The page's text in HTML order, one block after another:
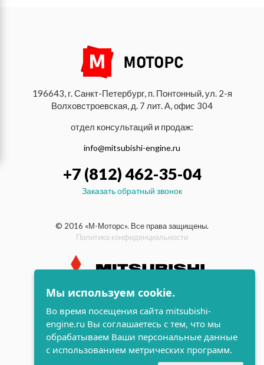
196643, г. Санкт-Петербург, п. Понтонный, ул. 2-я
Волховстроевская, д. 7 лит. А, офис 304
отдел консультаций и продаж:
info@mitsubishi-engine.ru
+7 (812) 462-35-04
Заказать обратный звонок
© 2016 «М-Моторс». Все права защищены.
Политика конфиденциальности
индустриальные и морские
дизельные двигатели Mitsubishi
разработка сайта
Мы используем cookie.
Во время посещения сайта mitsubishi-
engine.ru Вы соглашаетесь с тем, что мы
обрабатываем Ваши персональные данные
с использованием метрических программ.